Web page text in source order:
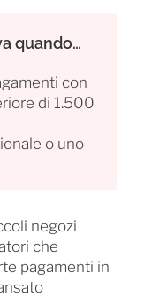
quando…
con
di 1.500
o uno
negozi
che
pagamenti in